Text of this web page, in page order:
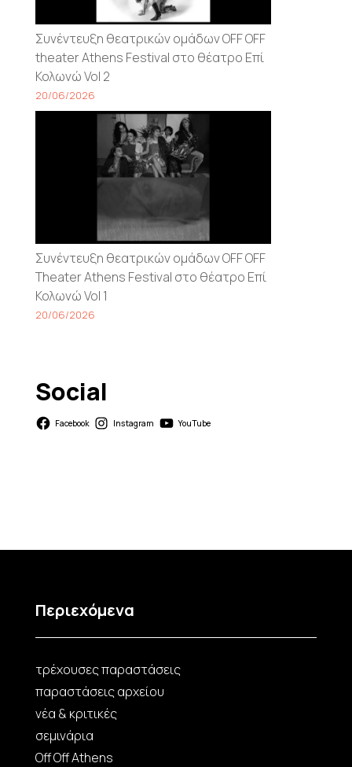
Συνέντευξη θεατρικών ομάδων OFF OFF
theater Athens Festival στο θέατρο Επί
Κολωνώ Vol 2
20/06/2026
Συνέντευξη θεατρικών ομάδων OFF OFF
Τheater Athens Festival στο θέατρο Επί
Κολωνώ Vol 1
20/06/2026
Social
Facebook Instagram YouTube
Περιεχόμενα
τρέχουσες παραστάσεις
παραστάσεις αρχείου
νέα & κριτικές
σεμινάρια
Off Off Athens